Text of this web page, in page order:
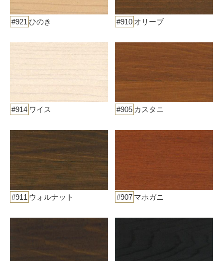
#910 オリーブ
#911 ウォルナット
#921ひのき
#905 カスタニ
#914 ワイス
#907 マホガニ